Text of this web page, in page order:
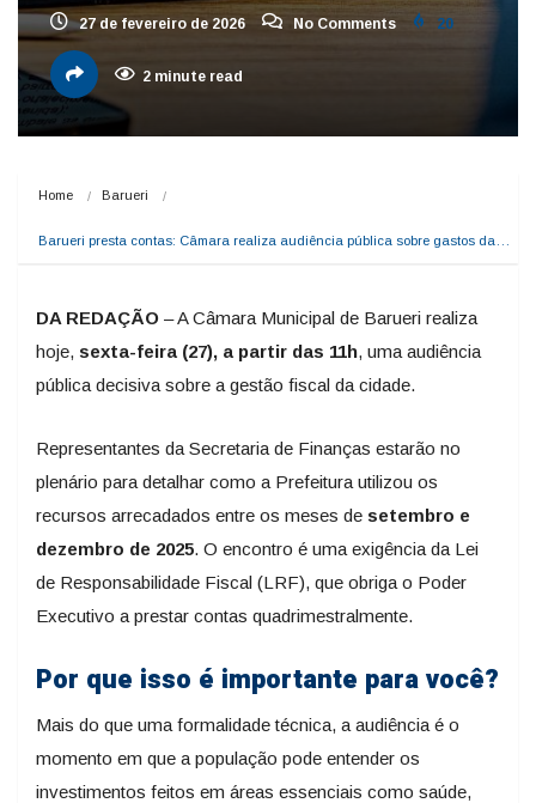
27 de fevereiro de 2026 No Comments 20
2 minute read
Home Barueri
Barueri presta contas: Câmara realiza audiência pública sobre gastos da…
DA REDAÇÃO – A Câmara Municipal de Barueri realiza
hoje, sexta-feira (27), a partir das 11h, uma audiência
pública decisiva sobre a gestão fiscal da cidade.
Representantes da Secretaria de Finanças estarão no
plenário para detalhar como a Prefeitura utilizou os
recursos arrecadados entre os meses de setembro e
dezembro de 2025. O encontro é uma exigência da Lei
de Responsabilidade Fiscal (LRF), que obriga o Poder
Executivo a prestar contas quadrimestralmente.
Por que isso é importante para você?
Mais do que uma formalidade técnica, a audiência é o
momento em que a população pode entender os
investimentos feitos em áreas essenciais como saúde,